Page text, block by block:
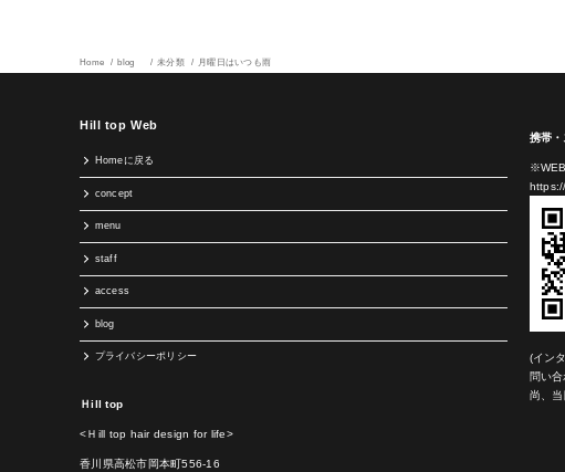
Home blog 未分類 月曜日はいつも雨
Hill top Web
Homeに戻る
concept
menu
staff
access
blog
プライバシーポリシー
Ｈill top
<Ｈill top hair design for life>
香川県高松市岡本町556-16
携帯
※WEB
(イン
問い合
尚、